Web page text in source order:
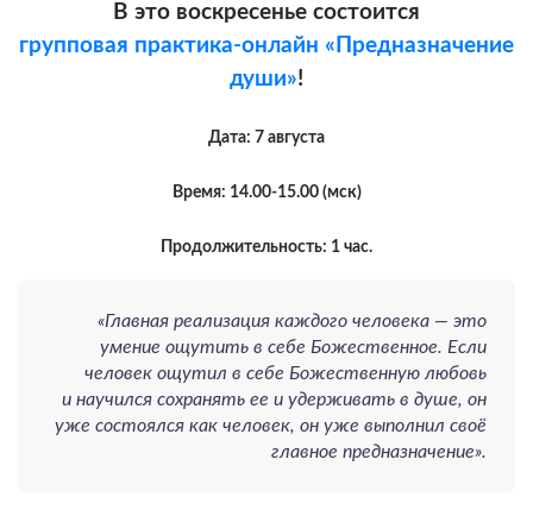
В это воскресенье состоится
групповая практика-онлайн «Предназначение
души»!
Дата: 7 августа
Время: 14.00-15.00 (мск)
Продолжительность: 1 час.
«Главная реализация каждого человека — это
умение ощутить в себе Божественное. Если
человек ощутил в себе Божественную любовь
и научился сохранять ее и удерживать в душе, он
уже состоялся как человек, он уже выполнил своё
главное предназначение».